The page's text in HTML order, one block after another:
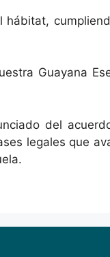
Guayana
del
legales que